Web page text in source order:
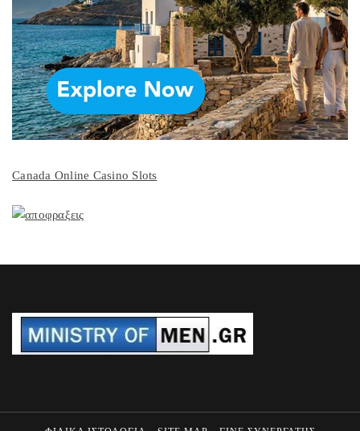
Canada Online Casino Slots